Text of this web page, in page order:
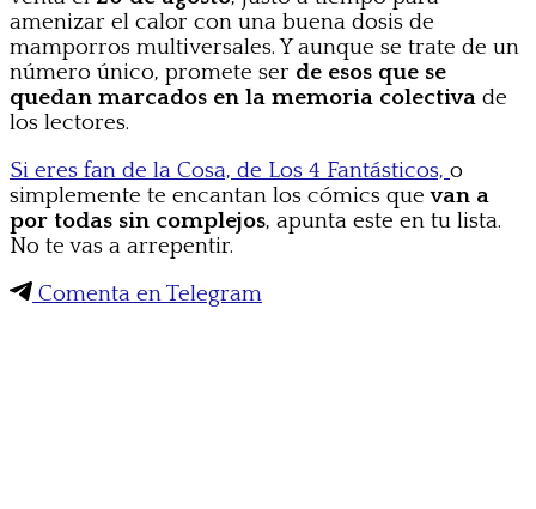
amenizar el calor con una buena dosis de
mamporros multiversales. Y aunque se trate de un
número único, promete ser de esos que se
quedan marcados en la memoria colectiva de
los lectores.
Si eres fan de la Cosa, de Los 4 Fantásticos, o
simplemente te encantan los cómics quevan a
por todas sin complejos, apunta este en tu lista.
No te vas a arrepentir.
Comenta en Telegram